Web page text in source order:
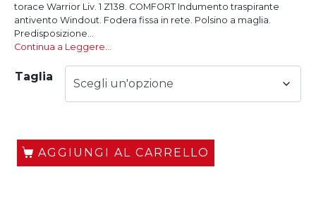
torace Warrior Liv. 1 Z138. COMFORT Indumento traspirante
antivento Windout. Fodera fissa in rete. Polsino a maglia.
Predisposizione...
Continua a Leggere…
Taglia
AGGIUNGI AL CARRELLO